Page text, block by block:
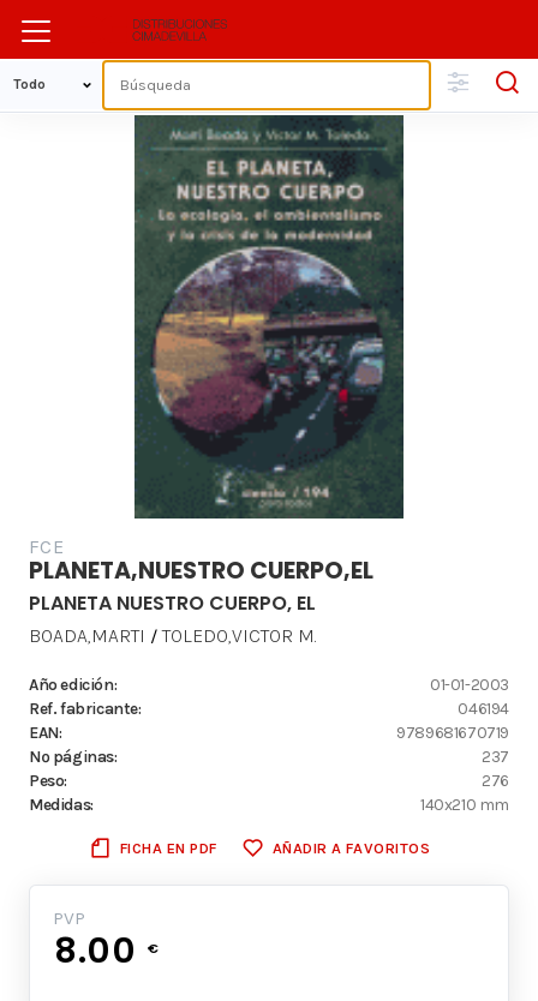
FCE
PLANETA,NUESTRO CUERPO,EL
PLANETA NUESTRO CUERPO, EL
BOADA,MARTI /TOLEDO,VICTOR M.
Año edición:
01-01-2003
Ref. fabricante:
046194
EAN:
9789681670719
Nº páginas:
237
Peso:
276
Medidas:
140x210 mm
FICHA EN PDF AÑADIR A FAVORITOS
PVP
8.00 €